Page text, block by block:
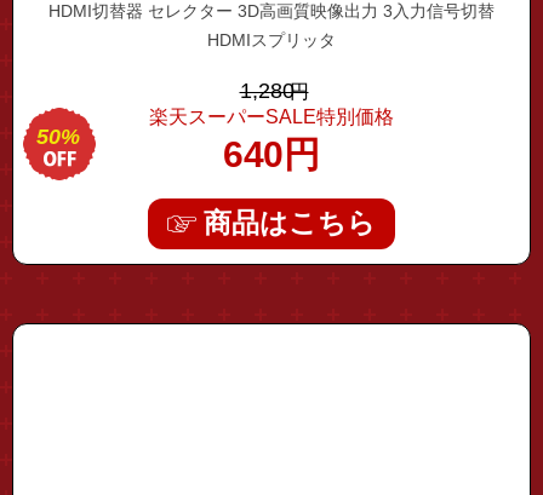
HDMI切替器 セレクター 3D高画質映像出力 3入力信号切替
HDMIスプリッタ
1,280円
楽天スーパーSALE特別価格
640 円
50%
商品はこちら
"type-c-12hub01"